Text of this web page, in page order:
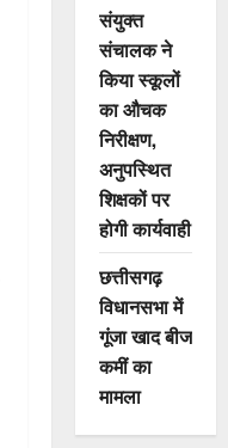
संयुक्त
संचालक ने
किया स्कूलों
का औचक
निरीक्षण,
अनुपस्थित
शिक्षकों पर
होगी कार्यवाही
छत्तीसगढ़
विधानसभा में
गूंजा खाद बीज
कमीं का
मामला